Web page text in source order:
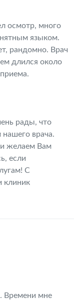
осмотр, много
языком.
рандомно. Врач
длился около
рады, что
врача.
желаем Вам
если
С
клиник
Времени мне